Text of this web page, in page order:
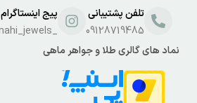
تلفن پشتیبانی
09128719485
پیج اینستاگرام
_mahi_jewels
نماد های گالری طلا و جواهر ماهی